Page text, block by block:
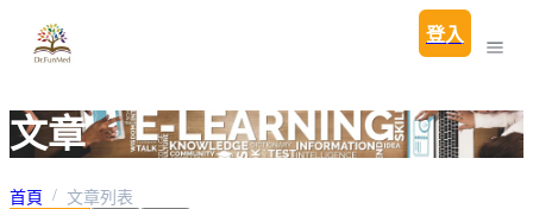
登入
文章
首頁
文章列表